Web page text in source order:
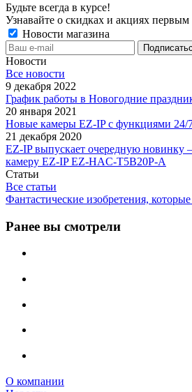
Будьте всегда в курсе!
Узнавайте о скидках и акциях первым
Новости магазина
Новости
Все новости
9 декабря 2022
График работы в Новогодние
20 января 2021
Новые камеры EZ-IP с функциями 24/
21 декабря 2020
EZ-IP выпускает очередную новинку
камеру EZ-IP EZ-HAC-T5B20P-A
Статьи
Все статьи
Фантастические изобретения,
Ранее вы смотрели
О компании